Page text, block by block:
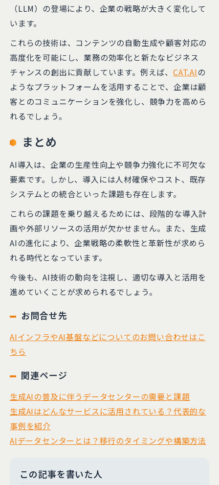
（LLM）の登場により、企業の戦略が大きく変化して
います。
​これらの技術は、コンテンツの自動生成や顧客対応の
高度化を可能にし、業務の効率化と新たなビジネス
チャンスの創出に貢献しています。​例えば、 CAT.AIの
ようなプラットフォームを活用することで、企業は顧
客とのコミュニケーションを強化し、競争力を高めら
れるでしょう。
まとめ
AI導入は、企業の生産性向上や競争力強化に不可欠な
要素です。しかし、導入には人材確保やコスト、既存
システムとの統合といった課題も存在します。
これらの課題を乗り越えるためには、段階的な導入計
画や外部リソースの活用が欠かせません。また、生成
AIの進化により、企業戦略の柔軟性と革新性が求めら
れる時代となっています。
今後も、AI技術の動向を注視し、適切な導入と活用を
進めていくことが求められるでしょう。
お問合せ先
AIインフラやAI基盤などについてのお問い合わせはこ
ちら
関連ページ
生成AIの普及に伴うデータセンターの需要と課題
生成AIはどんなサービスに活用されている？代表的な
事例を紹介
AIデータセンターとは？移行のタイミングや構築方法
この記事を書いた人